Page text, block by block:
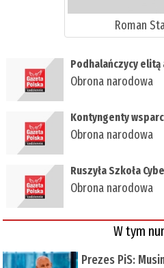
Roman
Podhalańczycy elitą
Obrona narodowa
Kontyngenty
Obrona narodowa
Ruszyła Szkoła
Obrona narodowa
W tym
Prezes PiS: